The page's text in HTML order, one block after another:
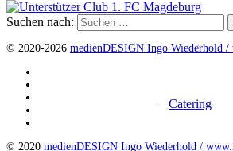
Catering
Suchen nach:
© 2020-2026 medienDESIGN Ingo Wiederhold /
© 2020 medienDESIGN Ingo Wiederhold /